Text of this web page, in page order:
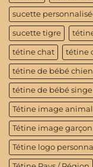
sucette
sucette tigre
tétine chat tétine
tétine de bébé chien
tétine de bébé singe
Tétine image animal
Tétine image garçon
Tétine logo